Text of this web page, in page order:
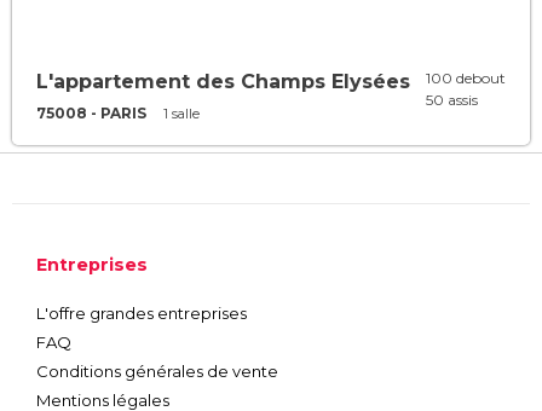
L'appartement des Champs Elysées
75008 - PARIS 1 salle
100 debout
50 assis
Entreprises
L'offre grandes entreprises
FAQ
Conditions générales de vente
Mentions légales